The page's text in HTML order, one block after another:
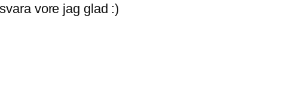
vore jag glad :)